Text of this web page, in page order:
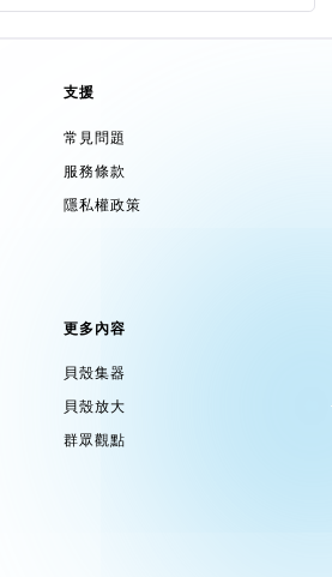
支援
常見問題
服務條款
隱私權政策
更多內容
貝殼集器
貝殼放大
群眾觀點